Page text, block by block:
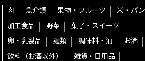
肉 魚介類 果物・フルーツ
米・パン
加工食品
野菜
菓子・スイーツ
卵・乳製品
麺類 調味料・油
お酒
飲料（お酒以外）
雑貨・日用品